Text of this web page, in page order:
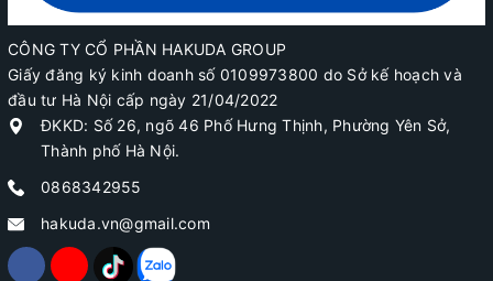
CÔNG TY CỔ PHẦN HAKUDA GROUP
Giấy đăng ký kinh doanh số 0109973800 do Sở kế hoạch và
đầu tư Hà Nội cấp ngày 21/04/2022
ĐKKD: Số 26, ngõ 46 Phố Hưng Thịnh, Phường Yên Sở,
Thành phố Hà Nội.
0868342955
hakuda.vn@gmail.com